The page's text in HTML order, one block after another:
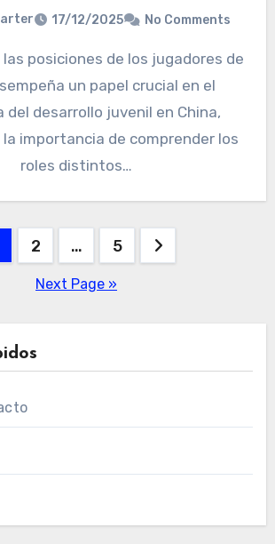
17/12/2025 No Comments
un papel crucial en el
del desarrollo juvenil en China,
importancia de comprender los
roles distintos…
2 … 5
Next Page »